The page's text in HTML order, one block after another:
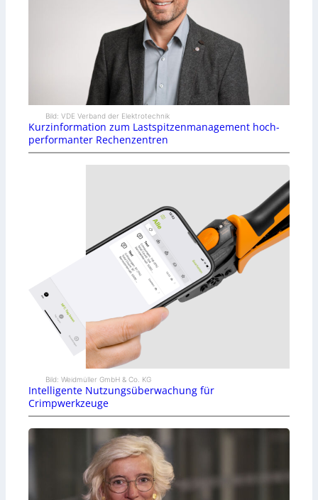
Bild: VDE Verband der Elektrotechnik
Kurzinformation zum Lastspitzenmanagement hoch-
performanter Rechenzentren
Bild: Weidmüller GmbH & Co. KG
Intelligente Nutzungsüberwachung für
Crimpwerkzeuge